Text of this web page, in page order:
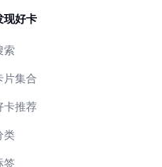
现好卡
索
片集合
卡推荐
类
签